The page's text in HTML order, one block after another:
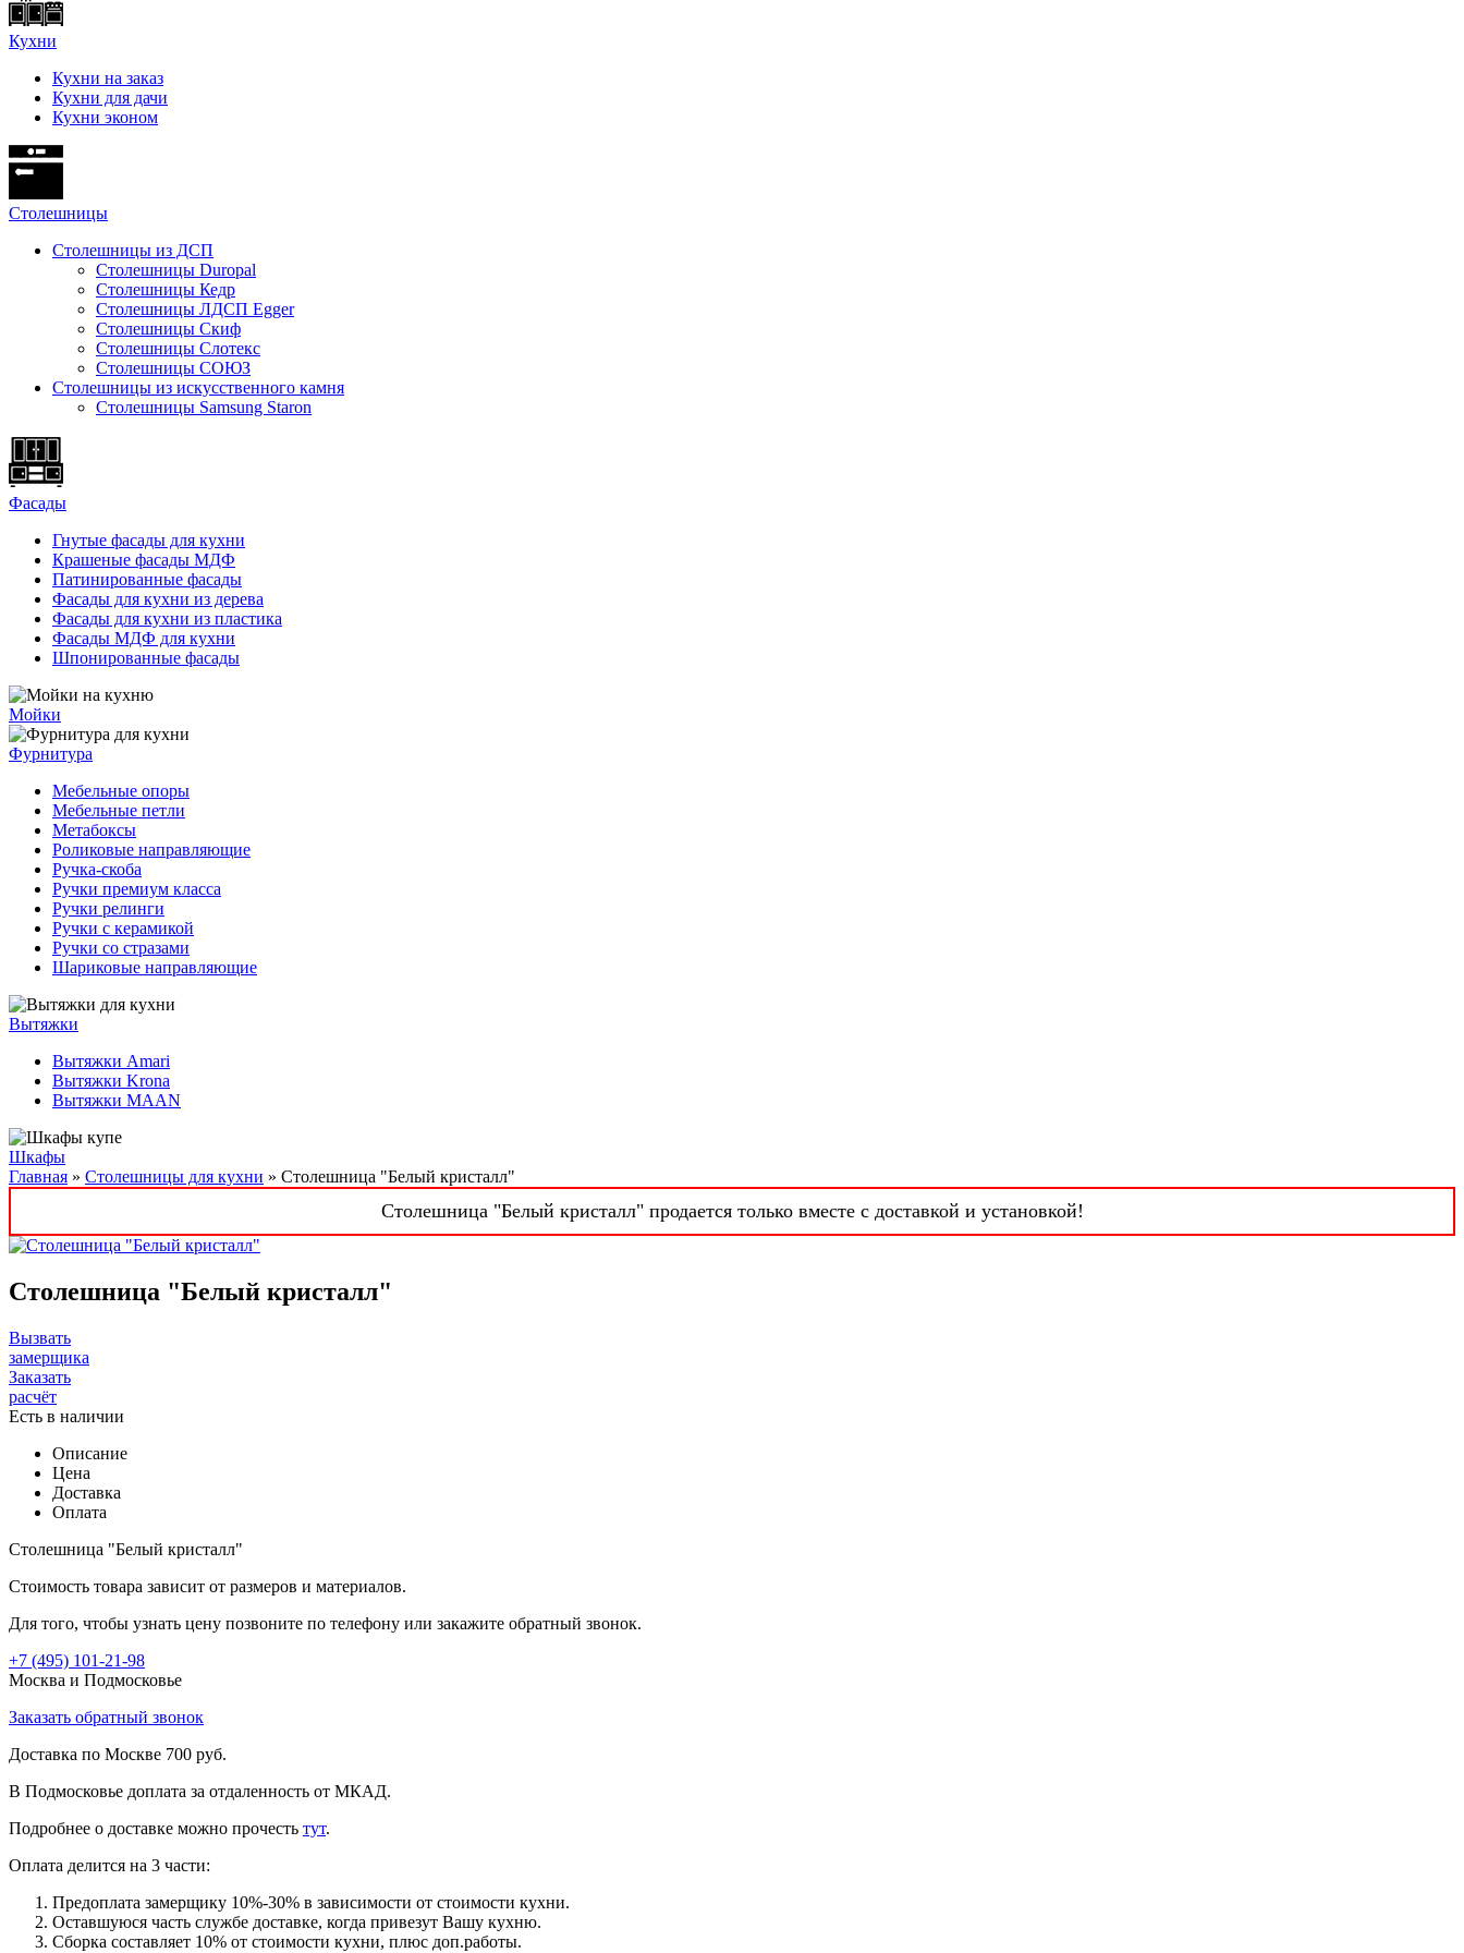
Кухни
Кухни на заказ
Кухни для дачи
Кухни эконом
Cтолешницы
Столешницы из ДСП
Столешницы Duropal
Столешницы Кедр
Столешницы ЛДСП Egger
Столешницы Скиф
Столешницы Слотекс
Столешницы СОЮЗ
Столешницы из искусственного камня
Столешницы Samsung Staron
Фасады
Гнутые фасады для кухни
Крашеные фасады МДФ
Патинированные фасады
Фасады для кухни из дерева
Фасады для кухни из пластика
Фасады МДФ для кухни
Шпонированные фасады
Мойки
Фурнитура
Мебельные опоры
Мебельные петли
Метабоксы
Роликовые направляющие
Ручка-скоба
Ручки премиум класса
Ручки релинги
Ручки с керамикой
Ручки со стразами
Шариковые направляющие
Вытяжки
Вытяжки Amari
Вытяжки Krona
Вытяжки MAAN
Шкафы
Главная » Столешницы для кухни » Столешница "Белый кристалл"
Столешница "Белый кристалл" продается только вместе с доставкой и установкой!
Столешница "Белый кристалл"
Вызвать
замерщика
Заказать
расчёт
Есть в наличии
Описание
Цена
Доставка
Оплата
Столешница "Белый кристалл"
Стоимость товара зависит от размеров и материалов.
Для того, чтобы узнать цену позвоните по телефону или закажите обратный звонок.
+7 (495) 101-21-98
Москва и Подмосковье
Заказать обратный звонок
Доставка по Москве 700 руб.
В Подмосковье доплата за отдаленность от МКАД.
Подробнее о доставке можно прочеcть тут.
Оплата делится на 3 части:
Предоплата замерщику 10%-30% в зависимости от стоимости кухни.
Оставшуюся часть службе доставке, когда привезут Вашу кухню.
Сборка составляет 10% от стоимости кухни, плюс доп.работы.